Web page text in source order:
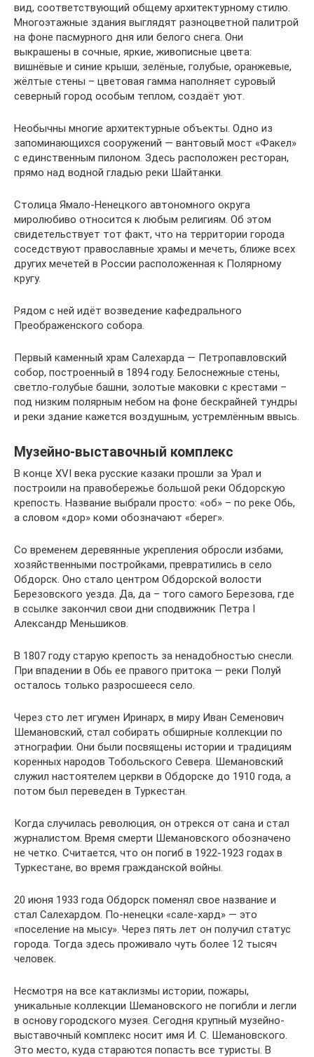
вид, соответствующий общему архитектурному стилю.
Многоэтажные здания выглядят разноцветной палитрой
на фоне пасмурного дня или белого снега. Они
выкрашены в сочные, яркие, живописные цвета:
вишнёвые и синие крыши, зелёные, голубые, оранжевые,
жёлтые стены – цветовая гамма наполняет суровый
северный город особым теплом, создаёт уют.
Необычны многие архитектурные объекты. Одно из
запоминающихся сооружений — вантовый мост «Факел»
с единственным пилоном. Здесь расположен ресторан,
прямо над водной гладью реки Шайтанки.
Столица Ямало-Ненецкого автономного округа
миролюбиво относится к любым религиям. Об этом
свидетельствует тот факт, что на территории города
соседствуют православные храмы и мечеть, ближе всех
других мечетей в России расположенная к Полярному
кругу.
Рядом с ней идёт возведение кафедрального
Преображенского собора.
Первый каменный храм Салехарда — Петропавловский
собор, построенный в 1894 году. Белоснежные стены,
светло-голубые башни, золотые маковки с крестами –
под низким полярным небом на фоне бескрайней тундры
и реки здание кажется воздушным, устремлённым ввысь.
Музейно-выставочный комплекс
В конце XVI века русские казаки прошли за Урал и
построили на правобережье большой реки Обдорскую
крепость. Название выбрали просто: «об» – по реке Обь,
а словом «дор» коми обозначают «берег».
Со временем деревянные укрепления обросли избами,
хозяйственными постройками, превратились в село
Обдорск. Оно стало центром Обдорской волости
Березовского уезда. Да, да – того самого Березова, где
в ссылке закончил свои дни сподвижник Петра I
Александр Меньшиков.
В 1807 году старую крепость за ненадобностью снесли.
При впадении в Обь ее правого притока — реки Полуй
осталось только разросшееся село.
Через сто лет игумен Иринарх, в миру Иван Семенович
Шемановский, стал собирать обширные коллекции по
этнографии. Они были посвящены истории и традициям
коренных народов Тобольского Севера. Шемановский
служил настоятелем церкви в Обдорске до 1910 года, а
потом был переведен в Туркестан.
Когда случилась революция, он отрекся от сана и стал
журналистом. Время смерти Шемановского обозначено
не четко. Считается, что он погиб в 1922-1923 годах в
Туркестане, во время гражданской войны.
20 июня 1933 года Обдорск поменял свое название и
стал Салехардом. По-ненецки «сале-хард» — это
«поселение на мысу». Через пять лет он получил статус
города. Тогда здесь проживало чуть более 12 тысяч
человек.
Несмотря на все катаклизмы истории, пожары,
уникальные коллекции Шемановского не погибли и легли
в основу городского музея. Сегодня крупный музейно-
выставочный комплекс носит имя И. С. Шемановского.
Это место, куда стараются попасть все туристы. В